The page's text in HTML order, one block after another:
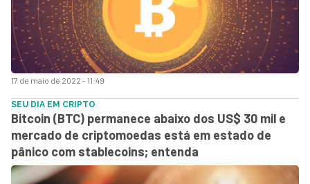
17 de maio de 2022 - 11:49
SEU DIA EM CRIPTO
Bitcoin (BTC) permanece abaixo dos US$ 30 mil e
mercado de criptomoedas está em estado de
pânico com stablecoins; entenda